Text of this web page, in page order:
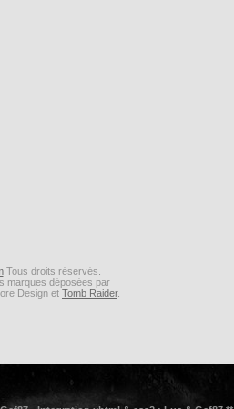
Tous droits réservés.
marques déposées par
Design et Tomb Raider.